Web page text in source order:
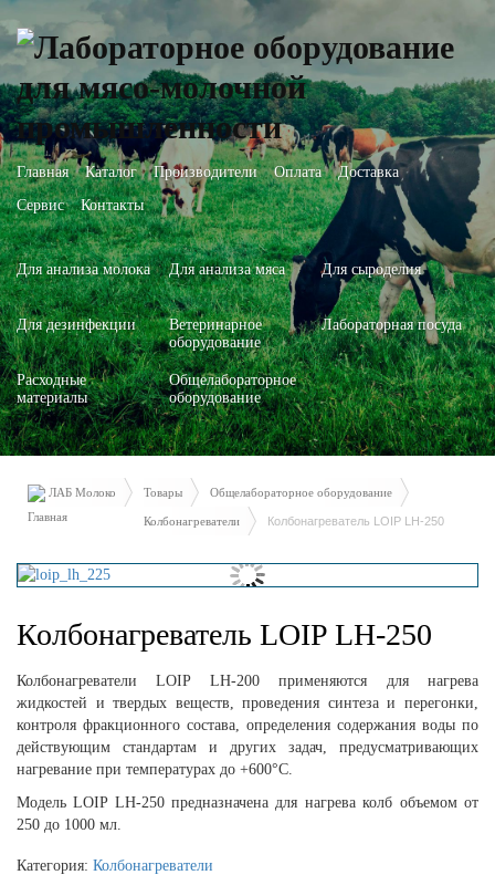
Главная Каталог Производители Оплата
Доставка
Сервис
Контакты
Для анализа молока Для анализа мяса Для сыроделия
Для дезинфекции
Ветеринарное
оборудование
Лабораторная посуда
Расходные
материалы
Общелабораторное
оборудование
ЛАБ Молоко Товары Общелабораторное оборудование
Колбонагреватели Колбонагреватель LOIP LH-250
Колбонагреватель LOIP LH-250
Колбонагреватели LOIP LH-200 применяются для нагрева
жидкостей и твердых веществ, проведения синтеза и перегонки,
контроля фракционного состава, определения содержания воды по
действующим стандартам и других задач, предусматривающих
нагревание при температурах до +600°С.
Модель LOIP LH-250 предназначена для нагрева колб объемом от
250 до 1000 мл.
Категория: Колбонагреватели